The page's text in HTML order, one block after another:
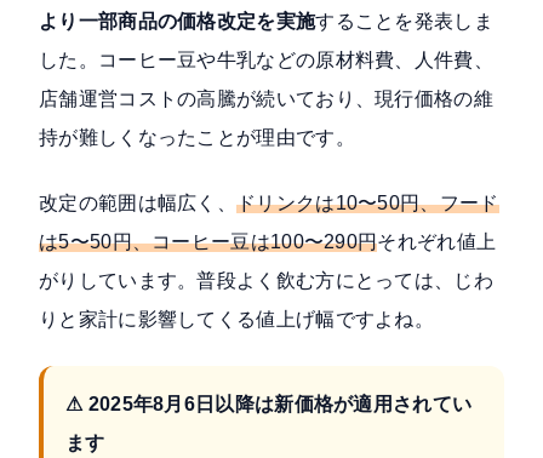
より一部商品の価格改定を実施することを発表しま
した。コーヒー豆や牛乳などの原材料費、人件費、
店舗運営コストの高騰が続いており、現行価格の維
持が難しくなったことが理由です。
改定の範囲は幅広く、ドリンクは10〜50円、フード
は5〜50円、コーヒー豆は100〜290円それぞれ値上
がりしています。普段よく飲む方にとっては、じわ
りと家計に影響してくる値上げ幅ですよね。
⚠ 2025年8月6日以降は新価格が適用されてい
ます